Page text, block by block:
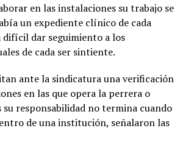
en las instalaciones su trabajo se
un expediente clínico de cada
dar seguimiento a los
de cada ser sintiente.
ante la sindicatura una verificación
en las que opera la perrera o
responsabilidad no termina cuando
de una institución, señalaron las